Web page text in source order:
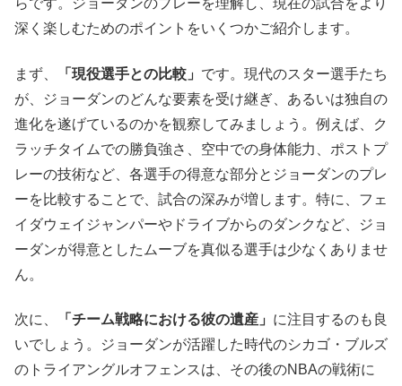
らです。ジョーダンのプレーを理解し、現在の試合をより
深く楽しむためのポイントをいくつかご紹介します。
まず、 「現役選手との比較」 です。現代のスター選手たち
が、ジョーダンのどんな要素を受け継ぎ、あるいは独自の
進化を遂げているのかを観察してみましょう。例えば、ク
ラッチタイムでの勝負強さ、空中での身体能力、ポストプ
レーの技術など、各選手の得意な部分とジョーダンのプレ
ーを比較することで、試合の深みが増します。特に、フェ
イダウェイジャンパーやドライブからのダンクなど、ジョ
ーダンが得意としたムーブを真似る選手は少なくありませ
ん。
次に、 「チーム戦略における彼の遺産」 に注目するのも良
いでしょう。ジョーダンが活躍した時代のシカゴ・ブルズ
のトライアングルオフェンスは、その後のNBAの戦術に